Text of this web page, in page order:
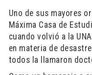
Uno de sus mayores
Máxima Casa de
cuando volvió a la
en materia de
todos la llamaron